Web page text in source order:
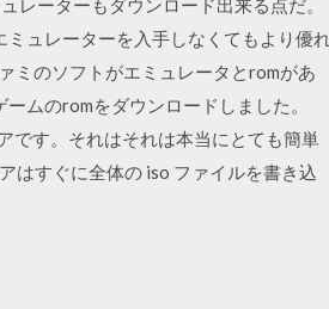
ュレーターを入手しなくてもより優れ
ミのソフトがエミュレータとromがあ
ムのromをダウンロードしました。
です。それはそれは本当にとても簡単
はすぐに全体の iso ファイルを書き込